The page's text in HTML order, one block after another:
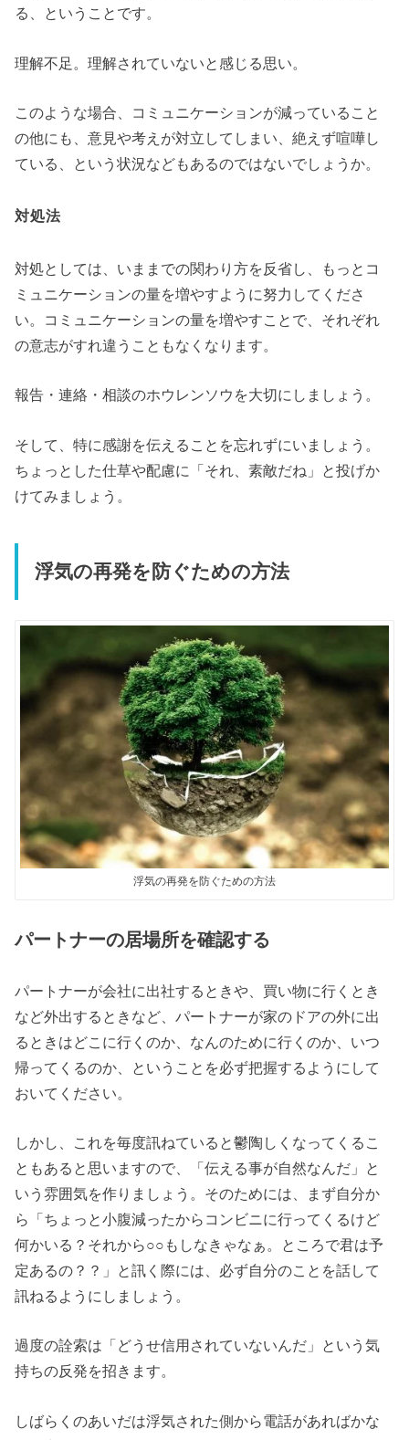
る、ということです。
理解不足。理解されていないと感じる思い。
このような場合、コミュニケーションが減っていること
の他にも、意見や考えが対立してしまい、絶えず喧嘩し
ている、という状況などもあるのではないでしょうか。
対処法
対処としては、いままでの関わり方を反省し、もっとコ
ミュニケーションの量を増やすように努力してくださ
い。コミュニケーションの量を増やすことで、それぞれ
の意志がすれ違うこともなくなります。
報告・連絡・相談のホウレンソウを大切にしましょう。
そして、特に感謝を伝えることを忘れずにいましょう。
ちょっとした仕草や配慮に「それ、素敵だね」と投げか
けてみましょう。
浮気の再発を防ぐための方法
浮気の再発を防ぐための方法
パートナーの居場所を確認する
パートナーが会社に出社するときや、買い物に行くとき
など外出するときなど、パートナーが家のドアの外に出
るときはどこに行くのか、なんのために行くのか、いつ
帰ってくるのか、ということを必ず把握するようにして
おいてください。
しかし、これを毎度訊ねていると鬱陶しくなってくるこ
ともあると思いますので、「伝える事が自然なんだ」と
いう雰囲気を作りましょう。そのためには、まず自分か
ら「ちょっと小腹減ったからコンビニに行ってくるけど
何かいる？それから○○もしなきゃなぁ。ところで君は予
定あるの？？」と訊く際には、必ず自分のことを話して
訊ねるようにしましょう。
過度の詮索は「どうせ信用されていないんだ」という気
持ちの反発を招きます。
しばらくのあいだは浮気された側から電話があればかな